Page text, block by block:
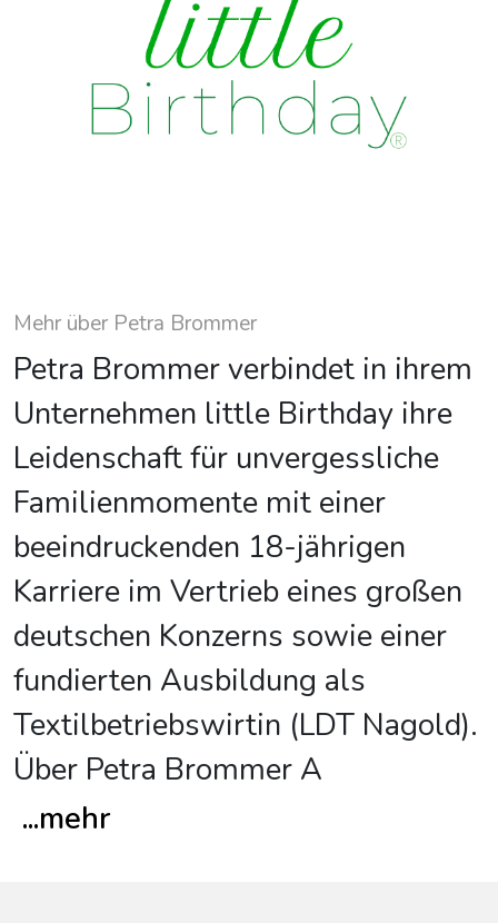
Mehr über Petra Brommer
Petra Brommer verbindet in ihrem
Unternehmen little Birthday ihre
Leidenschaft für unvergessliche
Familienmomente mit einer
beeindruckenden 18-jährigen
Karriere im Vertrieb eines großen
deutschen Konzerns sowie einer
fundierten Ausbildung als
Textilbetriebswirtin (LDT Nagold).
Über Petra Brommer A
...mehr